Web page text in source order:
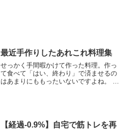
最近手作りしたあれこれ料理集
せっかく手間暇かけて作った料理。作っ
て食べて「はい、終わり」で済ませるの
はあまりにももったいないですよね。 絵
【経過-0.9%】自宅で筋トレを再